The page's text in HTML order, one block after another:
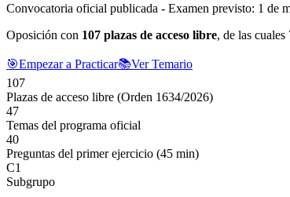
Convocatoria oficial publicada - Examen previsto: 1 de
Oposición con 107 plazas de acceso libre, de las cuales
🎯Empezar a Practicar📚Ver Temario
107
Plazas de acceso libre (Orden 1634/2026)
47
Temas del programa oficial
40
Preguntas del primer ejercicio (45 min)
C1
Subgrupo